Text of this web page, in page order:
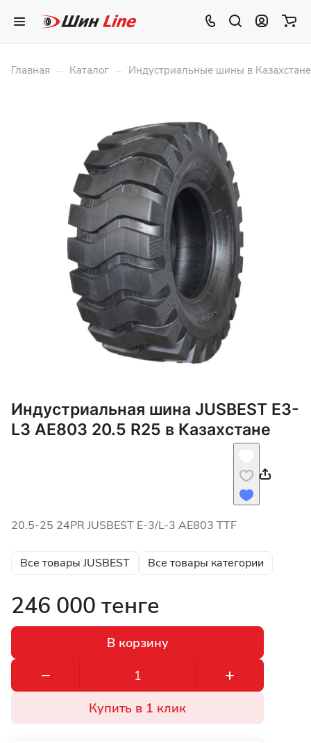
Главная – Каталог – Индустриальные шины в Казахстане
Индустриальная шина JUSBEST E3-
L3 AE803 20.5 R25 в Казахстане
20.5-25 24PR JUSBEST E-3/L-3 AE803 TTF
Все товары JUSBEST Все товары категории
246 000 тенге
В корзину
Купить в 1 клик